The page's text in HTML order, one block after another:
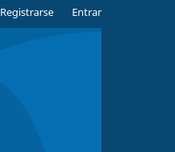
Registrarse Entrar